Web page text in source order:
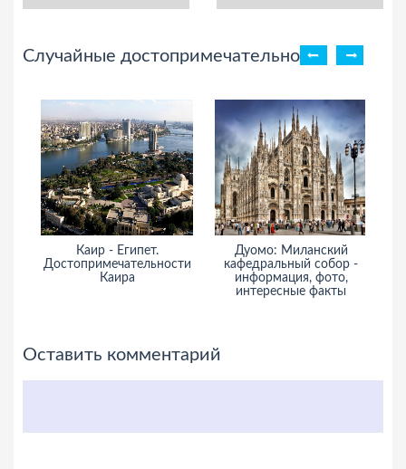
Случайные достопримечательности
Каир - Египет.
Достопримечательности
Каира
Дуомо: Миланский
кафедральный собор -
информация, фото,
интересные факты
Оставить комментарий